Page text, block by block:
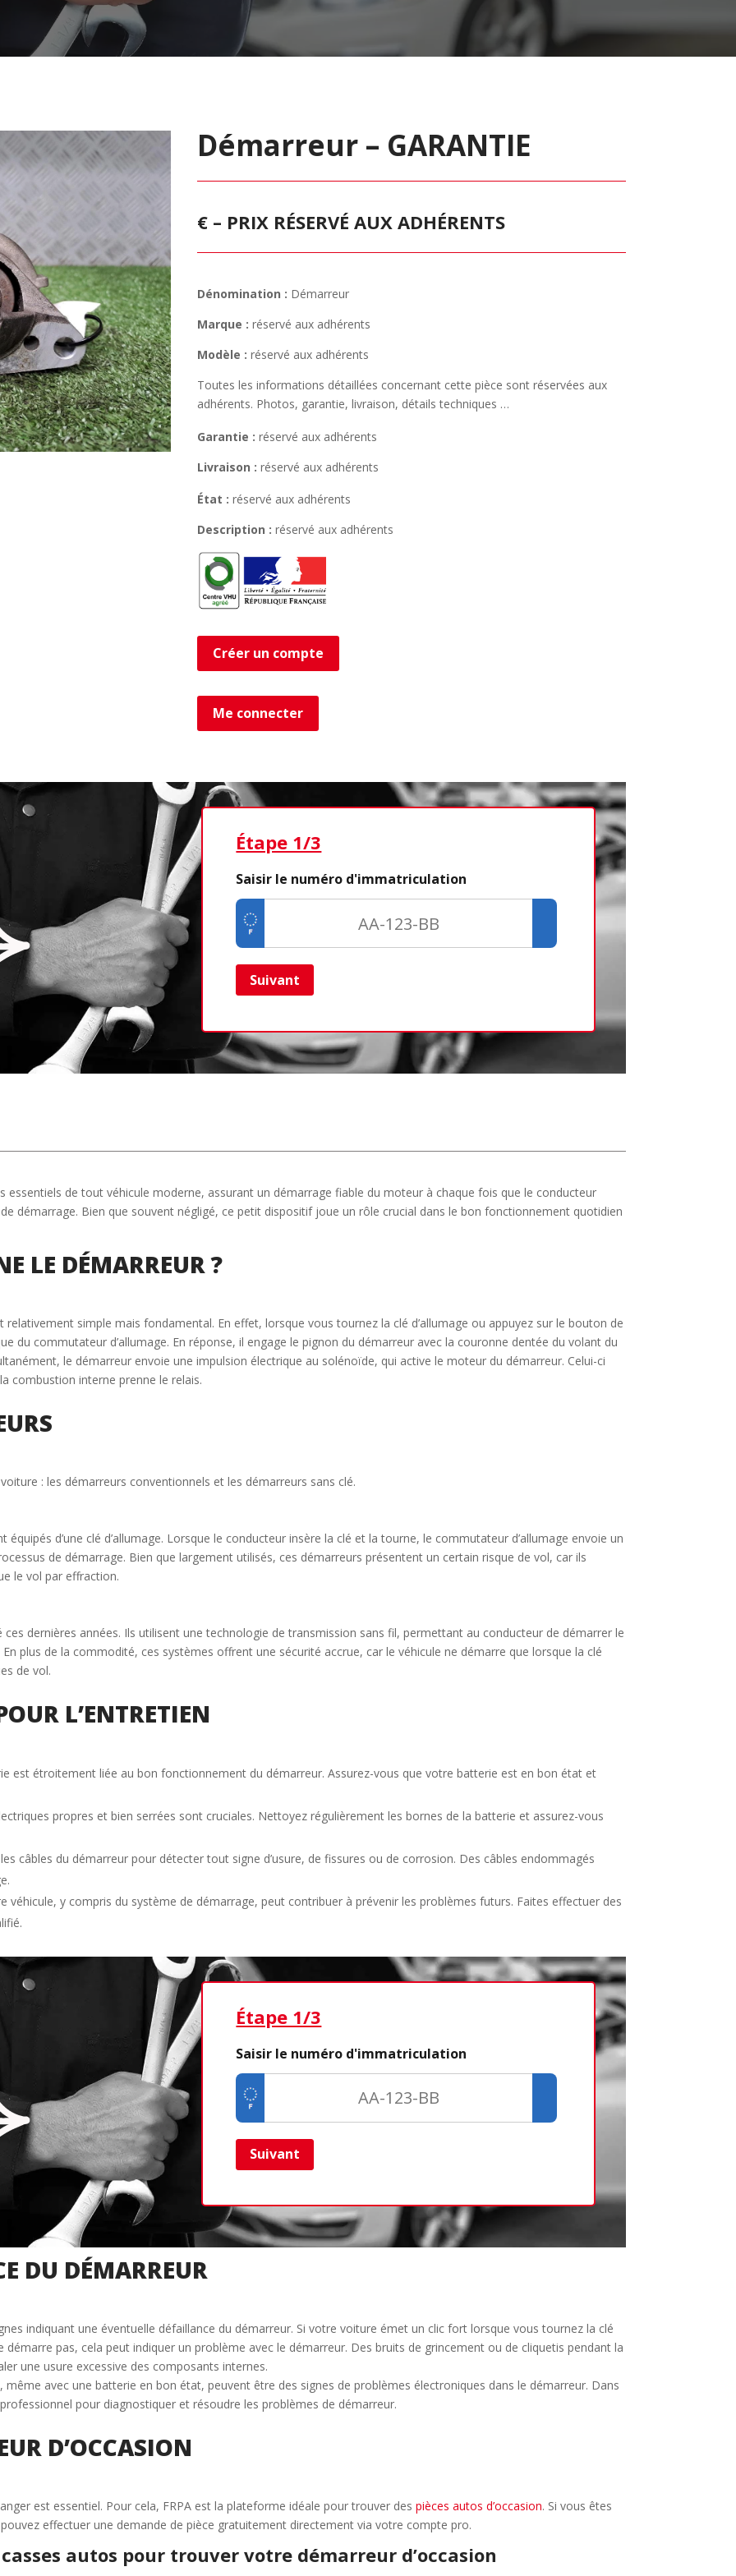
Démarreur – GARANTIE
€ – PRIX RÉSERVÉ AUX ADHÉRENTS
Dénomination : Démarreur
Marque : réservé aux adhérents
Modèle : réservé aux adhérents
Toutes les informations détaillées concernant cette pièce sont réservées aux
adhérents. Photos, garantie, livraison, détails techniques …
Garantie : réservé aux adhérents
Livraison : réservé aux adhérents
État : réservé aux adhérents
Description : réservé aux adhérents
Créer un compte
Me connecter
Étape 1/3
Saisir le numéro d'immatriculation
Suivant
essentiels de tout véhicule moderne, assurant un démarrage fiable du moteur à chaque fois que le conducteur
démarrage. Bien que souvent négligé, ce petit dispositif joue un rôle crucial dans le bon fonctionnement quotidien
LE DÉMARREUR ?
simple mais fondamental. En effet, lorsque vous tournez la clé d’allumage ou appuyez sur le bouton de
du commutateur d’allumage. En réponse, il engage le pignon du démarreur avec la couronne dentée du volant du
le démarreur envoie une impulsion électrique au solénoïde, qui active le moteur du démarreur. Celui-ci
combustion interne prenne le relais.
: les démarreurs conventionnels et les démarreurs sans clé.
d’une clé d’allumage. Lorsque le conducteur insère la clé et la tourne, le commutateur d’allumage envoie un
de démarrage. Bien que largement utilisés, ces démarreurs présentent un certain risque de vol, car ils
le vol par effraction.
dernières années. Ils utilisent une technologie de transmission sans fil, permettant au conducteur de démarrer le
plus de la commodité, ces systèmes offrent une sécurité accrue, car le véhicule ne démarre que lorsque la clé
de vol.
L’ENTRETIEN
est étroitement liée au bon fonctionnement du démarreur. Assurez-vous que votre batterie est en bon état et
propres et bien serrées sont cruciales. Nettoyez régulièrement les bornes de la batterie et assurez-vous
câbles du démarreur pour détecter tout signe d’usure, de fissures ou de corrosion. Des câbles endommagés
véhicule, y compris du système de démarrage, peut contribuer à prévenir les problèmes futurs. Faites effectuer des
Étape 1/3
Saisir le numéro d'immatriculation
Suivant
DU DÉMARREUR
indiquant une éventuelle défaillance du démarreur. Si votre voiture émet un clic fort lorsque vous tournez la clé
pas, cela peut indiquer un problème avec le démarreur. Des bruits de grincement ou de cliquetis pendant la
une usure excessive des composants internes.
avec une batterie en bon état, peuvent être des signes de problèmes électroniques dans le démarreur. Dans
pour diagnostiquer et résoudre les problèmes de démarreur.
D’OCCASION
est essentiel. Pour cela, FRPA est la plateforme idéale pour trouver despièces autos d’occasion. Si vous êtes
effectuer une demande de pièce gratuitement directement via votre compte pro.
casses autos pour trouver votre démarreur d’occasion